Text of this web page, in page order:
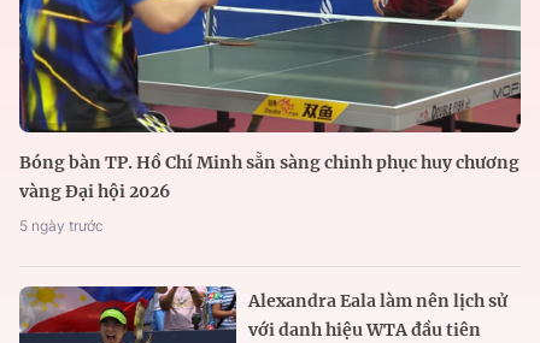
Bóng bàn TP. Hồ Chí Minh sẵn sàng chinh phục huy chương
vàng Đại hội 2026
5 ngày trước
Alexandra Eala làm nên lịch sử
với danh hiệu WTA đầu tiên